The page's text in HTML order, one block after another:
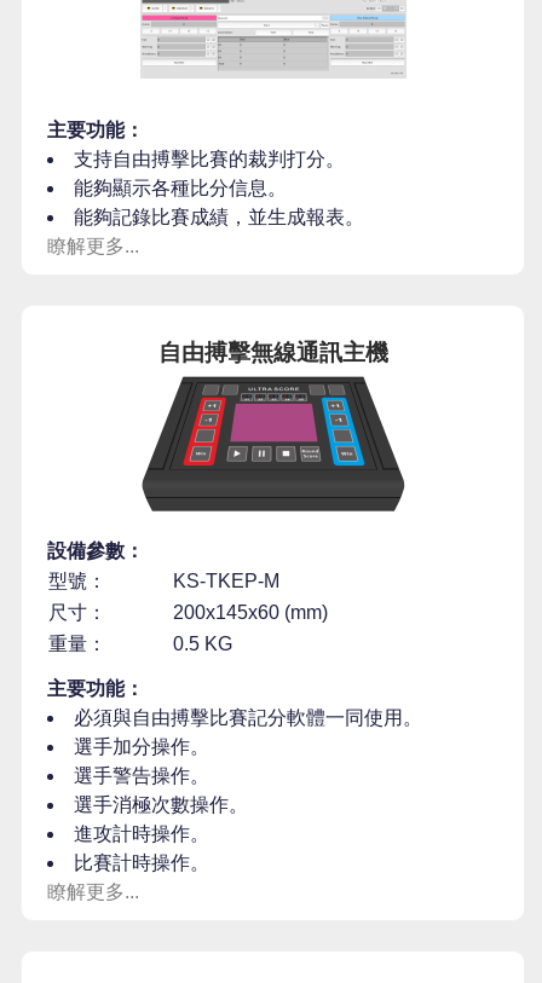
主要功能：
支持自由搏擊比賽的裁判打分。
能夠顯示各種比分信息。
能夠記錄比賽成績，並生成報表。
瞭解更多...
自由搏擊無線通訊主機
設備參數：
型號：
KS-TKEP-M
尺寸：
200x145x60 (mm)
重量：
0.5 KG
主要功能：
必須與自由搏擊比賽記分軟體一同使用。
選手加分操作。
選手警告操作。
選手消極次數操作。
進攻計時操作。
比賽計時操作。
瞭解更多...